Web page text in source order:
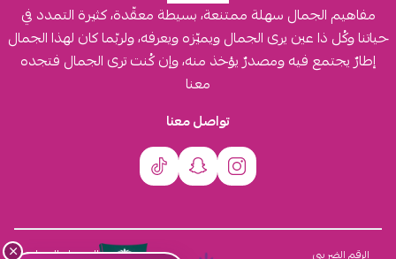
مفاهيم الجمال سهلة ممتنعة، بسيطة معقّدة، كثيرة التمدد في
حياتنا وكُل ذا عين يرى الجمال ويميّزه ويعرفه، ولربّما كان لهذا الجمال
إطارٌ يجتمع فيه ومصدرٌ يؤخذ منه، وإن كُنت ترى الجمال فتجده
معنا
تواصل معنا
الرقم الضريبي السجل التجاري×